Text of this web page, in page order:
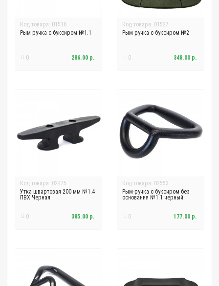
Код товара: 01516
Рым-ручка с буксиром №1.1
0 286.00 р.
Код товара: 01527
Рым-ручка с буксиром №2
0 348.00 р.
Код товара: 02475
Утка швартовая 200 мм №1.4
ПВХ Черная
0 385.00 р.
Код товара: 02553
Рым-ручка с буксиром без
основания №1.1 черный
0 177.00 р.